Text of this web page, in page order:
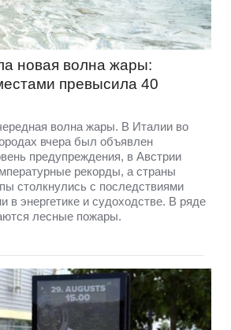
новая волна жары:
превысила 40
волна жары. В Италии во
вчера был объявлен
предупреждения, в Австрии
рекорды, а страны
столкнулись с последствиями
в энергетике и судоходстве. В ряде
лесные пожары.